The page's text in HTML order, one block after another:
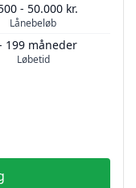
Lånebeløb
- 50.000 kr.
Løbetid
199 måneder